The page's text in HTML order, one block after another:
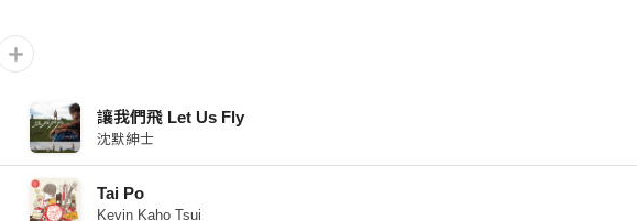
讓我們飛 Let Us Fly
沈默紳士
Tai Po
Kevin Kaho Tsui